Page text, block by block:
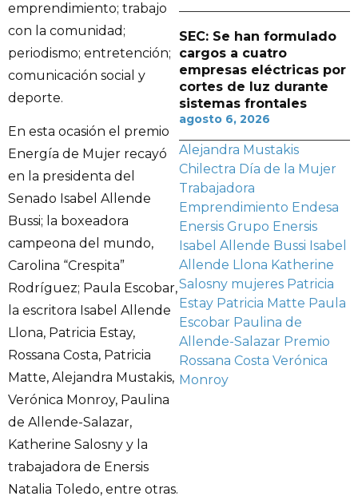
emprendimiento; trabajo
con la comunidad;
periodismo; entretención;
comunicación social y
deporte.
En esta ocasión el premio
Energía de Mujer recayó
en la presidenta del
Senado Isabel Allende
Bussi; la boxeadora
campeona del mundo,
Carolina “Crespita”
Rodríguez; Paula Escobar,
la escritora Isabel Allende
Llona, Patricia Estay,
Rossana Costa, Patricia
Matte, Alejandra Mustakis,
Verónica Monroy, Paulina
de Allende-Salazar,
Katherine Salosny y la
trabajadora de Enersis
Natalia Toledo, entre otras.
SEC: Se han formulado
cargos a cuatro
empresas eléctricas por
cortes de luz durante
sistemas frontales
agosto 6, 2026
Alejandra Mustakis
Chilectra Día de la Mujer
Trabajadora
Emprendimiento Endesa
Enersis Grupo Enersis
Isabel Allende Bussi Isabel
Allende Llona Katherine
Salosny mujeres Patricia
Estay Patricia Matte Paula
Escobar Paulina de
Allende-Salazar Premio
Rossana Costa Verónica
Monroy